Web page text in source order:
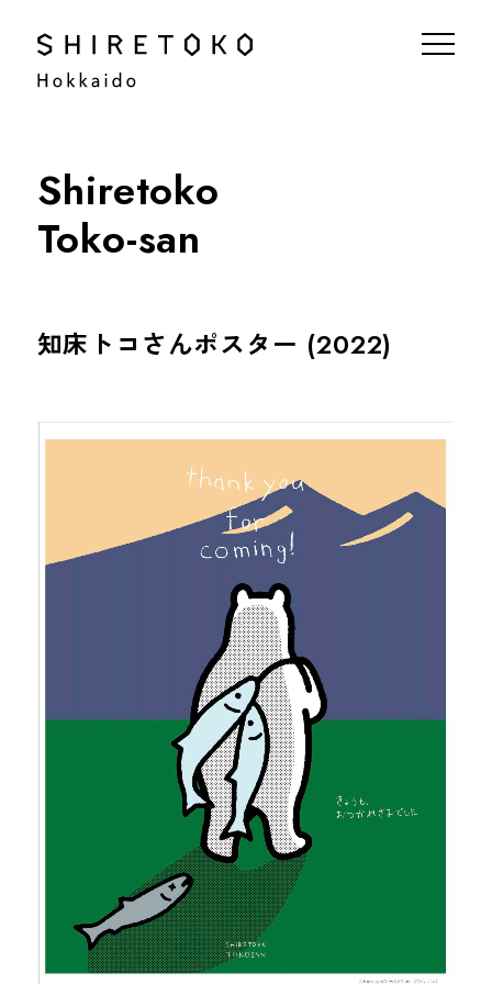
Shiretoko
Toko-san
知床トコさんポスター (2022)